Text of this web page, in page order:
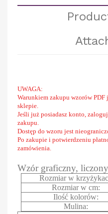
UWAGA:
Warunkiem zakupu wzorów
sklepie.
Jeśli już posiadasz konto,
zakupu.
Dostęp do wzoru jest
Po zakupie i potwierdzeniu
zamówienia.
Wzór graficzny,
Rozmiar w
Rozmiar w cm:
Ilość kolorów:
Mulina: